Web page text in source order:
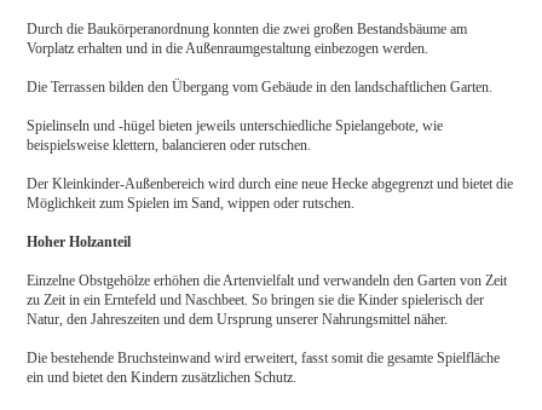
Durch die Baukörperanordnung konnten die zwei großen Bestandsbäume am
Vorplatz erhalten und in die Außenraumgestaltung einbezogen werden.
Die Terrassen bilden den Übergang vom Gebäude in den landschaftlichen Garten.
Spielinseln und -hügel bieten jeweils unterschiedliche Spielangebote, wie
beispielsweise klettern, balancieren oder rutschen.
Der Kleinkinder-Außenbereich wird durch eine neue Hecke abgegrenzt und bietet die
Möglichkeit zum Spielen im Sand, wippen oder rutschen.
Hoher Holzanteil
Einzelne Obstgehölze erhöhen die Artenvielfalt und verwandeln den Garten von Zeit
zu Zeit in ein Erntefeld und Naschbeet. So bringen sie die Kinder spielerisch der
Natur, den Jahreszeiten und dem Ursprung unserer Nahrungsmittel näher.
Die bestehende Bruchsteinwand wird erweitert, fasst somit die gesamte Spielfläche
ein und bietet den Kindern zusätzlichen Schutz.